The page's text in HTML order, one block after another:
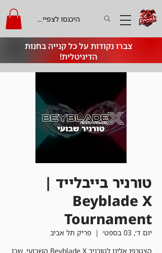
צברו נקודות על כל קנייה בחנות
הדיגיטלית!
היכנסו לצפייה בקרדיט
טורניר בייבלייד |
Beyblade X
Tournament
יום ד׳, 03 בספט׳
  |
פריק תל אביב
הצטרפו אלינו לטורניר Beyblade X השבועי, שבו